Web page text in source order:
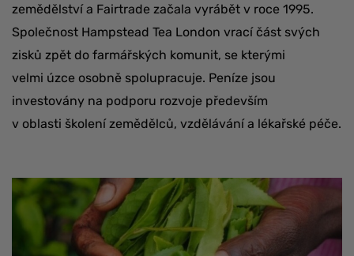
zemědělství a Fairtrade začala vyrábět v roce 1995.
Společnost Hampstead Tea London vrací část svých
zisků zpět do farmářských komunit, se kterými
velmi úzce osobně spolupracuje. Peníze jsou
investovány na podporu rozvoje především
v oblasti školení zemědělců, vzdělávání a lékařské péče.